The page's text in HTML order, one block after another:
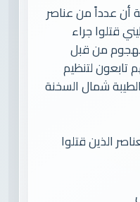
أن عدداً من عناصر
قتلوا جراء
من قبل
لتنظيم
شمال السخنة
الذين قتلوا